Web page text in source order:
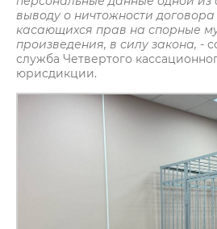
выводу о ничтожности договора
касающихся прав на спорные
произведения, в силу закона, -
служба Четвертого
юрисдикции.